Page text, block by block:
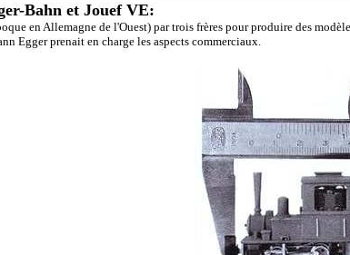
Bahn et Jouef VE:
en Allemagne de l'Ouest) par trois frères pour produire des
Egger prenait en charge les aspects commerciaux.